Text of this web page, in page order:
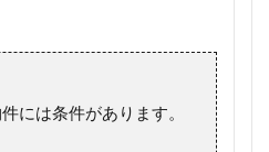
には条件があります。